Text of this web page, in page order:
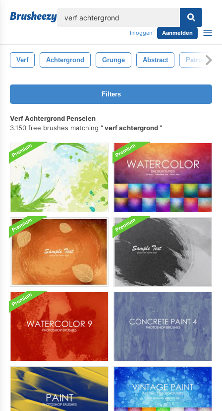
Inloggen Aanmelden
Verf Achtergrond Grunge Abstract Patroon
Filters
Verf Achtergrond Penselen
3.150 free brushes matching
verf achtergrond